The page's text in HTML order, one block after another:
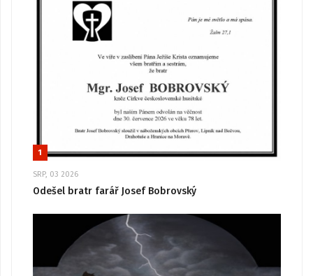
1
SRP, 03 2026
Odešel bratr farář Josef Bobrovský